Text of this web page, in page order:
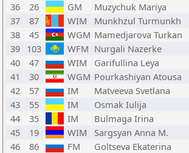
36
26 GM Muzychuk Mariya
37
87 WIM Munkhzul Turmunkh
38
45 WGM Mamedjarova Turkan
39 103 WFM Nurgali Nazerke
40
47 WIM Garifullina Leya
41
30 WGM Pourkashiyan Atousa
42
57 IM Matveeva Svetlana
43
55 IM Osmak Iulija
44
35 IM Bulmaga Irina
45
19 WIM Sargsyan Anna M.
46
86 FM Goltseva Ekaterina